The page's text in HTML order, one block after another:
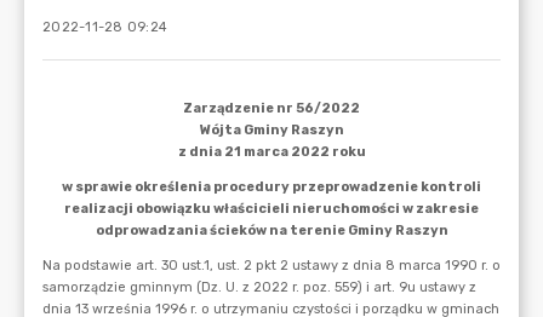
2022-11-28 09:24